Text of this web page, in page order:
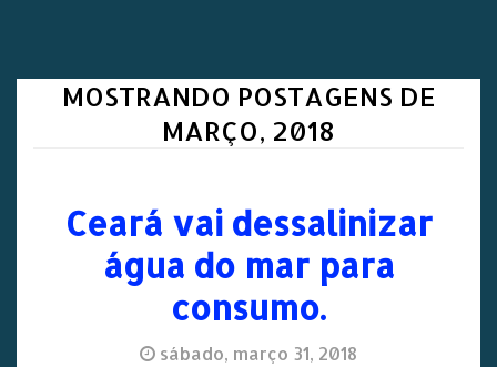
MOSTRANDO POSTAGENS DE
MARÇO, 2018
Ceará vai dessalinizar
água do mar para
consumo.
sábado, março 31, 2018